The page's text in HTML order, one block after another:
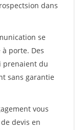
dans
se
porte. Des
prenaient du
sans garantie
vous
devis en